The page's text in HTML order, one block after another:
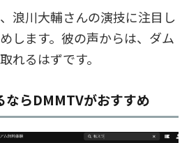
浪川大輔さんの演技に注目し
します。彼の声からは、ダム
れるはずです。
ならDMMTVがおすすめ